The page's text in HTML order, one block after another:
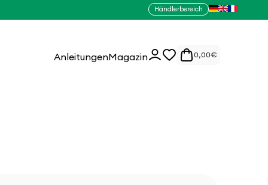
Händlerbereich
AnleitungenMagazinEinloggen 0,00€
0
Artikel